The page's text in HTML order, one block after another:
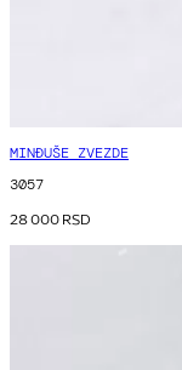
MINĐUŠE ZVEZDE
3057
28 000RSD